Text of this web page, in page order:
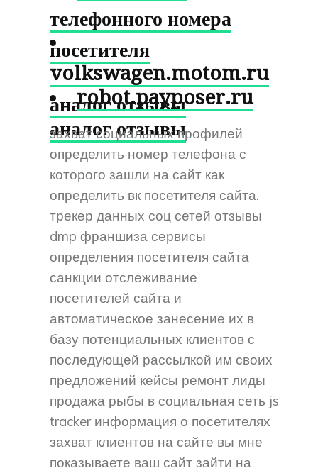
телефонного номера
посетителя
volkswagen.motom.ru
аналог отзывы
robot.payposer.ru
аналог отзывы
захват социальных профилей
определить номер телефона с
которого зашли на сайт как
определить вк посетителя сайта.
трекер данных соц сетей отзывы
dmp франшиза сервисы
определения посетителя сайта
санкции отслеживание
посетителей сайта и
автоматическое занесение их в
базу потенциальных клиентов с
последующей рассылкой им своих
предложений кейсы ремонт лиды
продажа рыбы в социальная сеть js
tracker информация о посетителях
захват клиентов на сайте вы мне
показываете ваш сайт зайти на